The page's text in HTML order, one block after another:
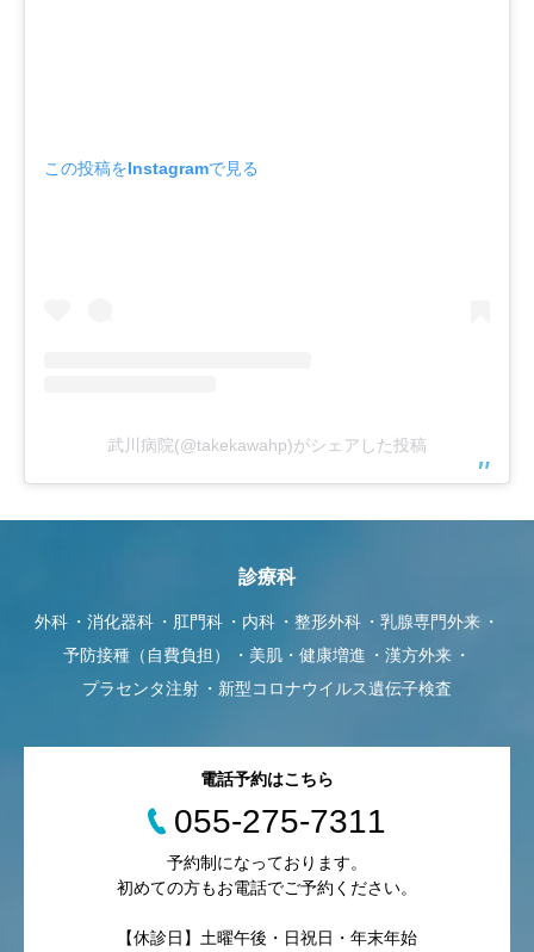
この投稿をInstagramで見る
武川病院(@takekawahp)がシェアした投稿
診療科
外科 消化器科 肛門科 内科 整形外科
乳腺専門外来
予防接種（自費負担）
美肌・健康増進
漢方外来
プラセンタ注射
新型コロナウイルス遺伝子検査
電話予約はこちら
055-275-7311
予約制になっております。
初めての方もお電話でご予約ください。
【休診日】土曜午後・日祝日・年末年始